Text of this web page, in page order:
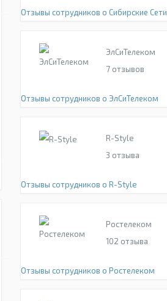
Отзывы сотрудников о Сибирские Сети
ЭлСиТелеком
7 отзывов
Отзывы сотрудников о ЭлСиТелеком
R-Style
3 отзыва
Отзывы сотрудников о R-Style
Ростелеком
102 отзыва
Отзывы сотрудников о Ростелеком